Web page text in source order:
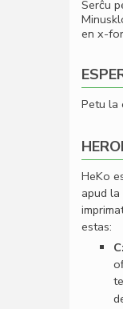
Serĉu
en x-
Petu la
HeKo
apud
estas:
C: